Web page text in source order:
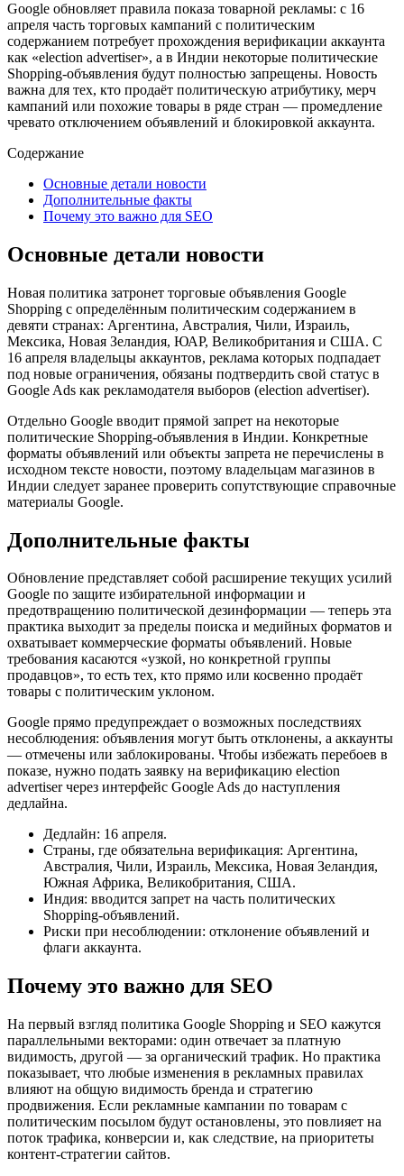
Google обновляет правила показа товарной рекламы: с 16
апреля часть торговых кампаний с политическим
содержанием потребует прохождения верификации аккаунта
как «election advertiser», а в Индии некоторые политические
Shopping‑объявления будут полностью запрещены. Новость
важна для тех, кто продаёт политическую атрибутику, мерч
кампаний или похожие товары в ряде стран — промедление
чревато отключением объявлений и блокировкой аккаунта.
Содержание
Основные детали новости
Дополнительные факты
Почему это важно для SEO
Основные детали новости
Новая политика затронет торговые объявления Google
Shopping с определённым политическим содержанием в
девяти странах: Аргентина, Австралия, Чили, Израиль,
Мексика, Новая Зеландия, ЮАР, Великобритания и США. С
16 апреля владельцы аккаунтов, реклама которых подпадает
под новые ограничения, обязаны подтвердить свой статус в
Google Ads как рекламодателя выборов (election advertiser).
Отдельно Google вводит прямой запрет на некоторые
политические Shopping‑объявления в Индии. Конкретные
форматы объявлений или объекты запрета не перечислены в
исходном тексте новости, поэтому владельцам магазинов в
Индии следует заранее проверить сопутствующие справочные
материалы Google.
Дополнительные факты
Обновление представляет собой расширение текущих усилий
Google по защите избирательной информации и
предотвращению политической дезинформации — теперь эта
практика выходит за пределы поиска и медийных форматов и
охватывает коммерческие форматы объявлений. Новые
требования касаются «узкой, но конкретной группы
продавцов», то есть тех, кто прямо или косвенно продаёт
товары с политическим уклоном.
Google прямо предупреждает о возможных последствиях
несоблюдения: объявления могут быть отклонены, а аккаунты
— отмечены или заблокированы. Чтобы избежать перебоев в
показе, нужно подать заявку на верификацию election
advertiser через интерфейс Google Ads до наступления
дедлайна.
Дедлайн: 16 апреля.
Страны, где обязательна верификация: Аргентина,
Австралия, Чили, Израиль, Мексика, Новая Зеландия,
Южная Африка, Великобритания, США.
Индия: вводится запрет на часть политических
Shopping‑объявлений.
Риски при несоблюдении: отклонение объявлений и
флаги аккаунта.
Почему это важно для SEO
На первый взгляд политика Google Shopping и SEO кажутся
параллельными векторами: один отвечает за платную
видимость, другой — за органический трафик. Но практика
показывает, что любые изменения в рекламных правилах
влияют на общую видимость бренда и стратегию
продвижения. Если рекламные кампании по товарам с
политическим посылом будут остановлены, это повлияет на
поток трафика, конверсии и, как следствие, на приоритеты
контент‑стратегии сайтов.